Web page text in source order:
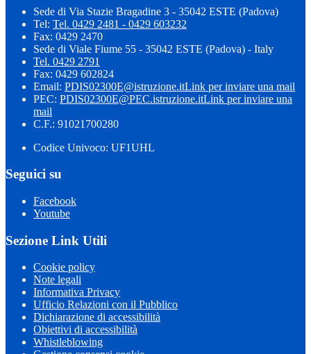
Sede di Via Stazie Bragadine 3 - 35042 ESTE (Padova)
Tel: Tel. 0429 2481 - 0429 603232
Fax: 0429 2470
Sede di Viale Fiume 55 - 35042 ESTE (Padova) - Italy
Tel. 0429 2791
Fax: 0429 602824
Email: PDIS02300E@istruzione.itLink per inviare una mail
PEC: PDIS02300E@PEC.istruzione.itLink per inviare una
mail
C.F.: 91021700280
Codice Univoco: UF1UHL
Seguici su
Facebook
Youtube
Sezione Link Utili
Cookie policy
Note legali
Informativa Privacy
Ufficio Relazioni con il Pubblico
Dichiarazione di accessibilità
Obiettivi di accessibilità
Whistleblowing